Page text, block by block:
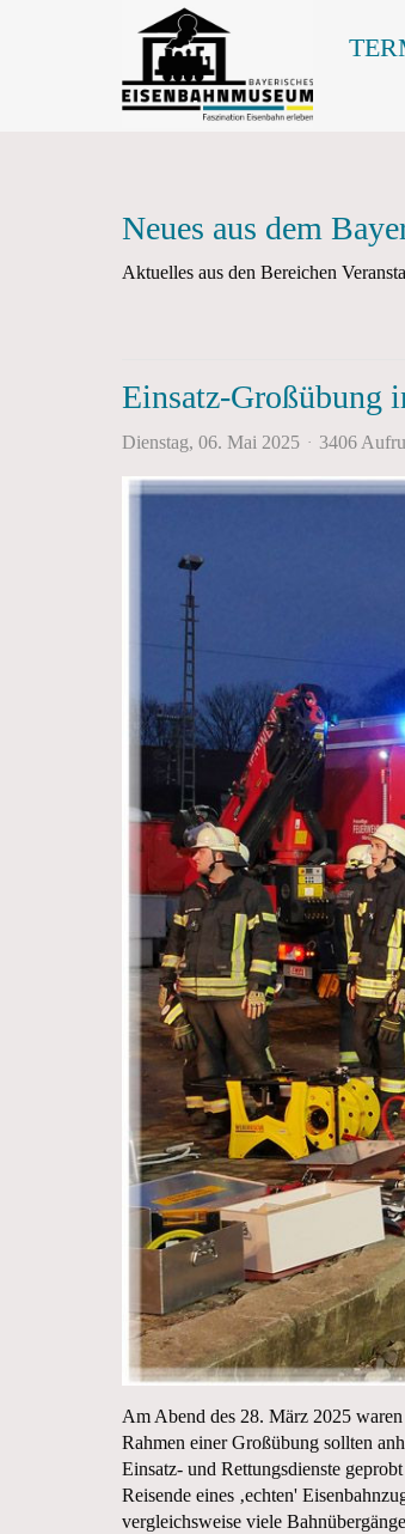
Neues aus dem
Aktuelles aus den Bereichen
Einsatz-Großübung
Dienstag, 06. Mai 2025 3406
Am Abend des 28. März 2025
Rahmen einer Großübung sollten
Einsatz- und Rettungsdienste
Reisende eines ‚echten'
vergleichsweise viele